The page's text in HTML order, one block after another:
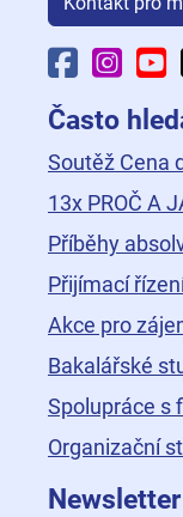
Facebook
Často
Soutěž Cena
13x PROČ A
Příběhy
Přijímací
Akce pro
Bakalářské
Spolupráce s
Organizační